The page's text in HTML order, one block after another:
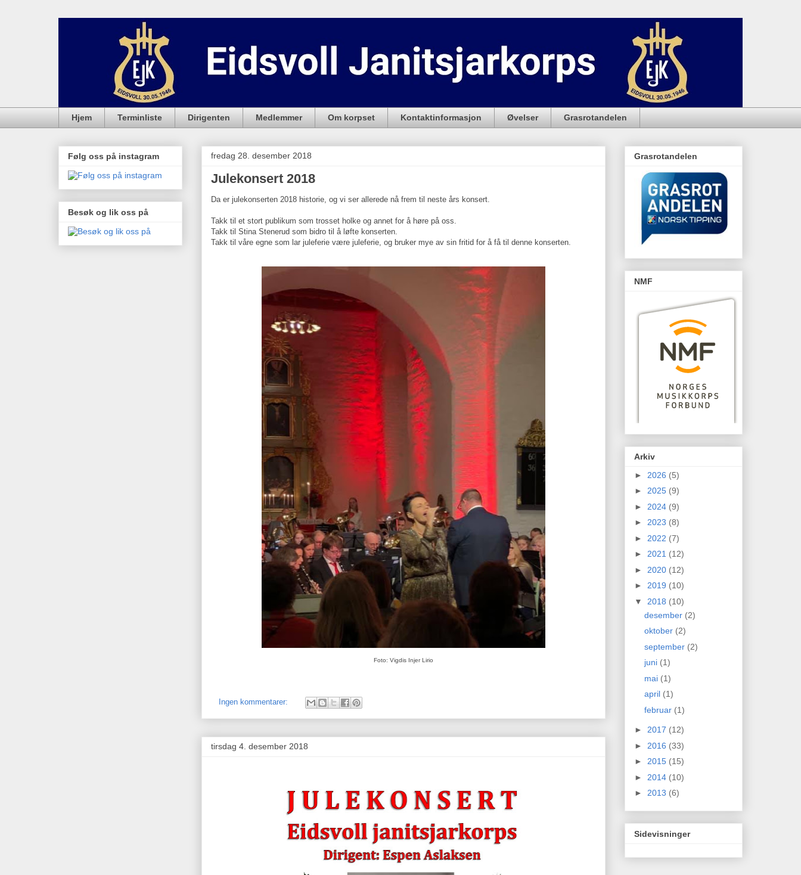
Hjem Terminliste Dirigenten Medlemmer Om korpset Kontaktinformasjon Øvelser Grasrotandelen
fredag 28. desember 2018
Julekonsert 2018
Da er julekonserten 2018 historie, og vi ser allerede nå frem til neste års konsert.
Takk til et stort publikum som trosset holke og annet for å høre på oss.
Takk til Stina Stenerud som bidro til å løfte konserten.
Takk til våre egne som lar juleferie være juleferie, og bruker mye av sin fritid for å få til denne konserten.
Foto: Vigdis Injer Lirio
Ingen kommentarer:
tirsdag 4. desember 2018
Følg oss på instagram
Besøk og lik oss på
Grasrotandelen
NMF
Arkiv
► 2026 (5)
► 2025 (9)
► 2024 (9)
► 2023 (8)
► 2022 (7)
► 2021 (12)
► 2020 (12)
► 2019 (10)
▼ 2018 (10)
desember (2)
oktober (2)
september (2)
juni (1)
mai (1)
april (1)
februar (1)
► 2017 (12)
► 2016 (33)
► 2015 (15)
► 2014 (10)
► 2013 (6)
Sidevisninger